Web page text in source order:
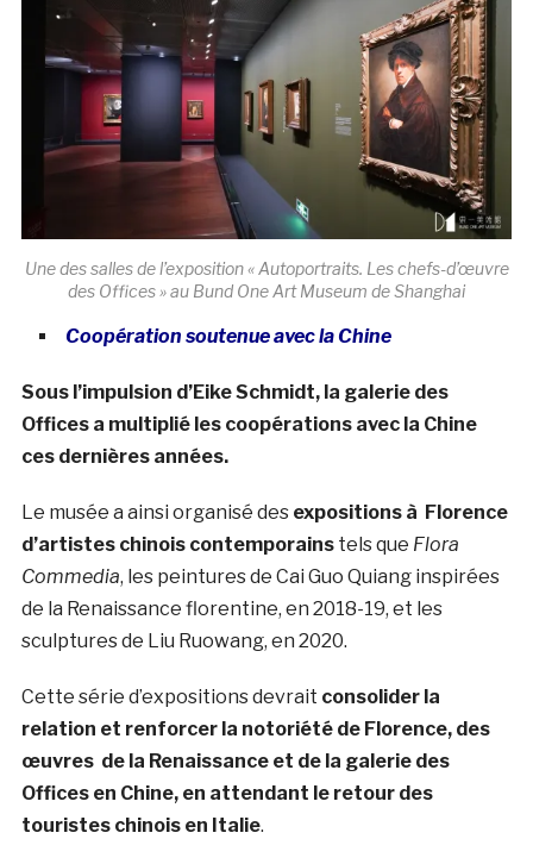
Une des salles de l’exposition « Autoportraits. Les chefs-d’œuvre
des Offices »au Bund One Art Museum de Shanghai
Coopération soutenue avec la Chine
Sous l’impulsion d’Eike Schmidt, la galerie des
Offices a multiplié les coopérations avec la Chine
ces dernières années.
Le musée a ainsi organisé des expositions à Florence
d’artistes chinois contemporainstels que Flora
Commedia, les peintures de Cai Guo Quiang inspirées
de la Renaissance florentine, en 2018-19, et les
sculptures de Liu Ruowang, en 2020.
Cette série d’expositions devrait consolider la
relation et renforcer la notoriété de Florence, des
œuvres de la Renaissance et de la galerie des
Offices en Chine, en attendant le retour des
touristes chinois en Italie.